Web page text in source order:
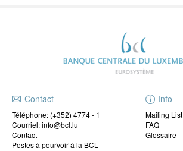
Contact
Téléphone: (+352) 4774 - 1
Courriel: info@bcl.lu
Contact
Postes à pourvoir à la BCL
Info
Mailing List
FAQ
Glossaire